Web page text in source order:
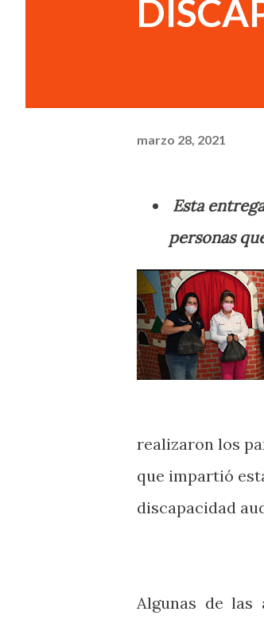
marzo 28, 2021
Esta
personas
realizaron los
que impartió
discapacidad
Algunas de las